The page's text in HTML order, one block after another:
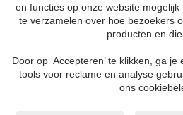
Nieuws & Vacatures
Algemene
Privacy en
en functies op onze website
te verzamelen over hoe bezoekers
producten en
Door op ‘Accepteren’ te klikken, ga
tools voor reclame en analyse
ons